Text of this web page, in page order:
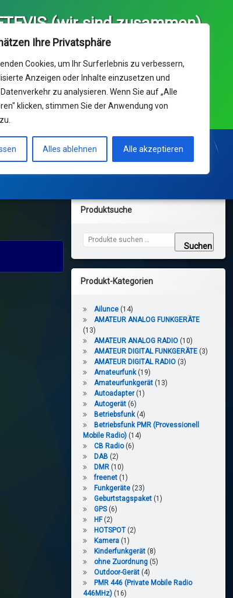
Ihre Privatsphäre
Cookies, um Ihr Surferlebnis zu verbessern,
Anzeigen oder Inhalte einzusetzen und
zu analysieren. Wenn Sie auf „Alle
klicken, stimmen Sie der Anwendung von
Alles ablehnen Alle akzeptieren
(wir sind zusammen)
Ihr Kaufhaus für
RETEVIS  (we
Data UG(hb)
Dienstag-Freitag 10:00 - 17:00 Uhr ° 14ct/min
max 42ct/min
Center KONTAKT und Bestellungen
Produktsuche
Suchen nach:
Suchen
Produkt-Kategorien
Ailunce (14)
AMATEUR ANALOG FUNKGERÄTE
(13)
AMATEUR ANALOG RADIO (10)
AMATEUR DIGITAL FUNKGERÄTE (3)
AMATEUR DIGITAL RADIO (3)
Amateurfunk (19)
Amateurfunkgerät (13)
Autoadapter (1)
Autogerät (6)
Betriebsfunk (4)
Betriebsfunk PMR (Provessionell
Mobile Radio) (14)
CB Radio (6)
DAB (2)
DMR (10)
freenet (1)
Funkgeräte (23)
Geburtstagspaket (1)
GPS (6)
HF (2)
HOTSPOT (2)
Kamera (1)
Kinderfunkgerät (8)
ohne Zuordnung (5)
Outdoor-Gerät (4)
PMR 446 (Private Mobile Radio
446MHz) (16)